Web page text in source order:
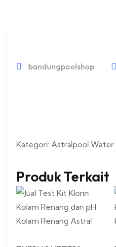
bandungpoolshop
Kategori: Astralpool Water
Produk Terkait